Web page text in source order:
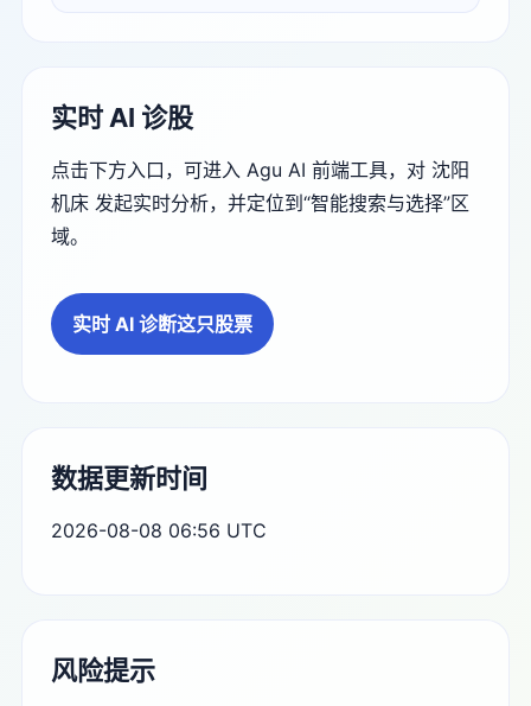
实时 AI 诊股
点击下方入口，可进入 Agu AI 前端工具，对 沈阳
机床 发起实时分析，并定位到“智能搜索与选择”区
域。
实时 AI 诊断这只股票
数据更新时间
2026-08-08 06:56 UTC
风险提示